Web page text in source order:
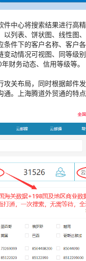
件中心将搜索结果进行高精
列表、饼状图、线性图、
条件下的客户名称、客户各
变动情况可视图、同等级别
财务动态、信用等级等。
攻关布局，同时根据邮件发
通。上海腾道外贸通的特点